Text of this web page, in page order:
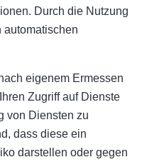
Durch die Nutzung
automatischen
eigenem Ermessen
Zugriff auf Dienste
von Diensten zu
dass diese ein
darstellen oder gegen